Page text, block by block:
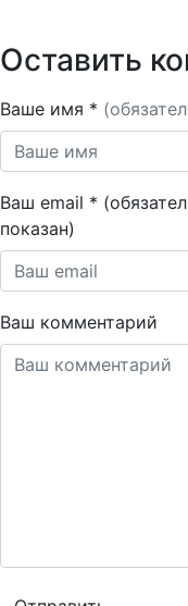
Оставить
Ваше имя *
Ваш email *
показан)
Ваш комментарий